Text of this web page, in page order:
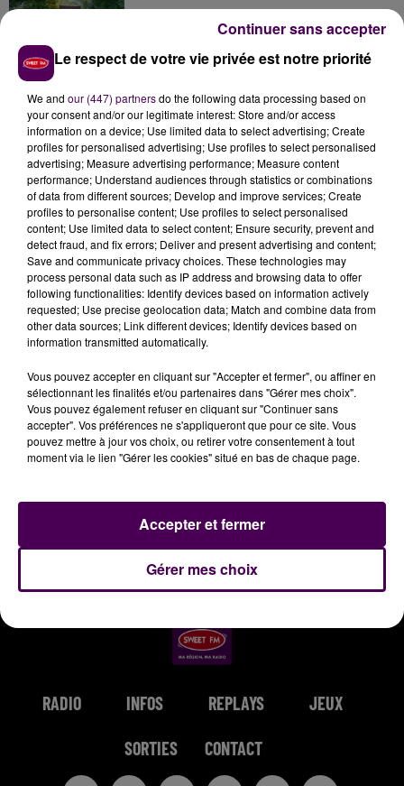
Kids !
Deux rixes en trois semaines : le préfet ordonne
la fermeture d'une...
DERNIERS TITRES
10h06
10h06 10h03
10h03
JENNIFER LOPEZ & DAVID
GUETTA
Save Me Tonight
9h58
9h58
RADIO INFOS REPLAYS JEUX
SORTIES CONTACT
Le respect de votre vie privée est notre priorité
We and our (447) partnersdo the following data processing based on
your consent and/or our legitimate interest: Store and/or access
information on a device; Use limited data to select advertising; Create
profiles for personalised advertising; Use profiles to select personalised
advertising; Measure advertising performance; Measure content
performance; Understand audiences through statistics or combinations
of data from different sources; Develop and improve services; Create
profiles to personalise content; Use profiles to select personalised
content; Use limited data to select content; Ensure security, prevent and
detect fraud, and fix errors; Deliver and present advertising and content;
Save and communicate privacy choices. These technologies may
process personal data such as IP address and browsing data to offer
following functionalities: Identify devices based on information actively
requested; Use precise geolocation data; Match and combine data from
other data sources; Link different devices; Identify devices based on
information transmitted automatically.
Vous pouvez accepter en cliquant sur "Accepter et fermer", ou affiner en
sélectionnant les finalités et/ou partenaires dans "Gérer mes choix".
Vous pouvez également refuser en cliquant sur "Continuer sans
accepter". Vos préférences ne s'appliqueront que pour ce site. Vous
pouvez mettre à jour vos choix, ou retirer votre consentement à tout
moment via le lien "Gérer les cookies" situé en bas de chaque page.
Gérer mes choix
Accepter et fermer
Continuer sans accepter